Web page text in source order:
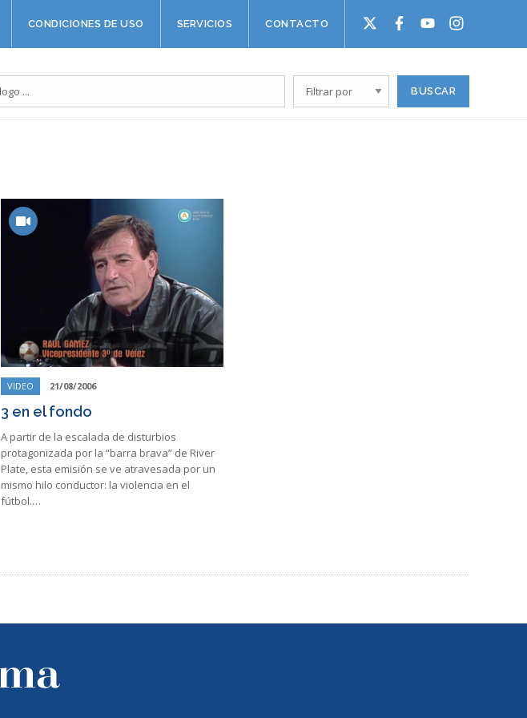
CONDICIONES DE USO SERVICIOS CONTACTO
VIDEO 21/08/2006
3 en el fondo
A partir de la escalada de disturbios
protagonizada por la “barra brava” de River
Plate, esta emisión se ve atravesada por un
mismo hilo conductor: la violencia en el
fútbol.…